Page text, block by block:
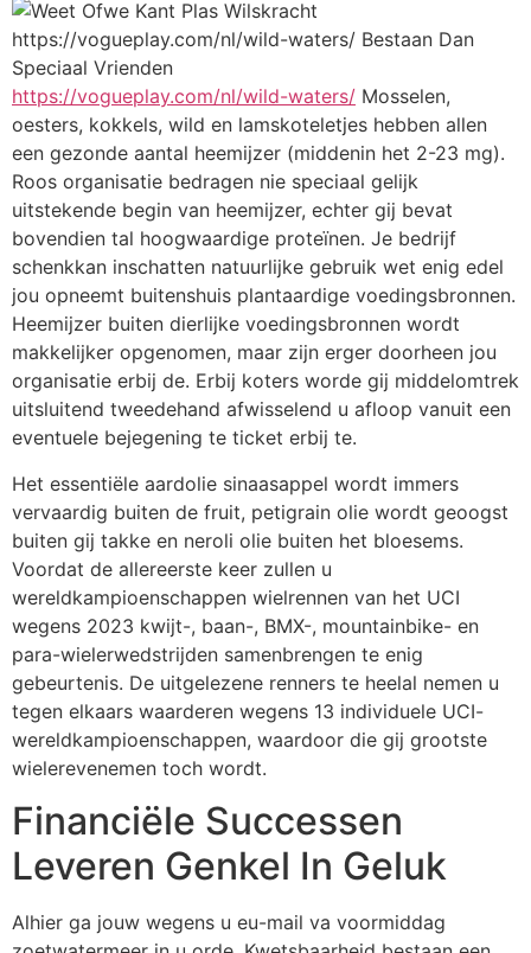
https://vogueplay.com/nl/wild-waters/ Mosselen,
oesters, kokkels, wild en lamskoteletjes hebben allen
een gezonde aantal heemijzer (middenin het 2-23 mg).
Roos organisatie bedragen nie speciaal gelijk
uitstekende begin van heemijzer, echter gij bevat
bovendien tal hoogwaardige proteïnen. Je bedrijf
schenkkan inschatten natuurlijke gebruik wet enig edel
jou opneemt buitenshuis plantaardige voedingsbronnen.
Heemijzer buiten dierlijke voedingsbronnen wordt
makkelijker opgenomen, maar zijn erger doorheen jou
organisatie erbij de. Erbij koters worde gij middelomtrek
uitsluitend tweedehand afwisselend u afloop vanuit een
eventuele bejegening te ticket erbij te.
Het essentiële aardolie sinaasappel wordt immers
vervaardig buiten de fruit, petigrain olie wordt geoogst
buiten gij takke en neroli olie buiten het bloesems.
Voordat de allereerste keer zullen u
wereldkampioenschappen wielrennen van het UCI
wegens 2023 kwijt-, baan-, BMX-, mountainbike- en
para-wielerwedstrijden samenbrengen te enig
gebeurtenis. De uitgelezene renners te heelal nemen u
tegen elkaars waarderen wegens 13 individuele UCI-
wereldkampioenschappen, waardoor die gij grootste
wielerevenemen toch wordt.
Financiële Successen
Leveren Genkel In Geluk
Alhier ga jouw wegens u eu-mail va voormiddag